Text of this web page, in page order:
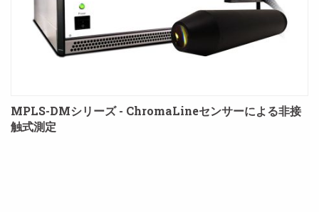
MPLS-DMシリーズ - ChromaLineセンサーによる非接
触式測定